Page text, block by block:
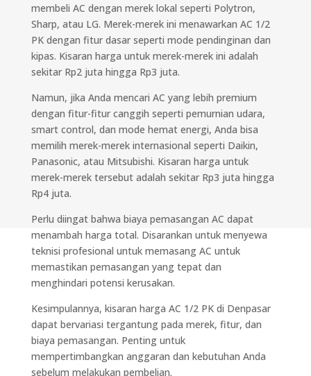
membeli AC dengan merek lokal seperti Polytron,
Sharp, atau LG. Merek-merek ini menawarkan AC 1/2
PK dengan fitur dasar seperti mode pendinginan dan
kipas. Kisaran harga untuk merek-merek ini adalah
sekitar Rp2 juta hingga Rp3 juta.
Namun, jika Anda mencari AC yang lebih premium
dengan fitur-fitur canggih seperti pemurnian udara,
smart control, dan mode hemat energi, Anda bisa
memilih merek-merek internasional seperti Daikin,
Panasonic, atau Mitsubishi. Kisaran harga untuk
merek-merek tersebut adalah sekitar Rp3 juta hingga
Rp4 juta.
Perlu diingat bahwa biaya pemasangan AC dapat
menambah harga total. Disarankan untuk menyewa
teknisi profesional untuk memasang AC untuk
memastikan pemasangan yang tepat dan
menghindari potensi kerusakan.
Kesimpulannya, kisaran harga AC 1/2 PK di Denpasar
dapat bervariasi tergantung pada merek, fitur, dan
biaya pemasangan. Penting untuk
mempertimbangkan anggaran dan kebutuhan Anda
sebelum melakukan pembelian.